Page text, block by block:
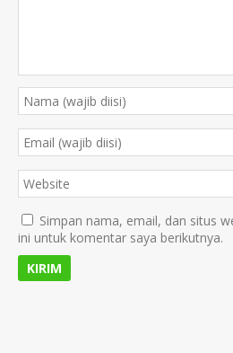
Simpan nama, email, dan situs
ini untuk komentar saya berikutnya.